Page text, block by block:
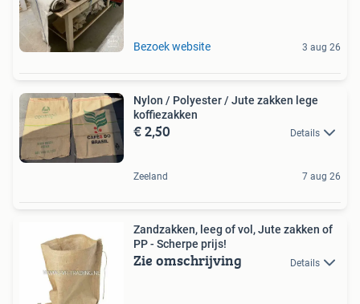
Bezoek website 3 aug 26
Nylon / Polyester / Jute zakken lege
koffiezakken
€ 2,50 Details
Zeeland 7 aug 26
Zandzakken, leeg of vol, Jute zakken of
PP - Scherpe prijs!
Zie omschrijving Details